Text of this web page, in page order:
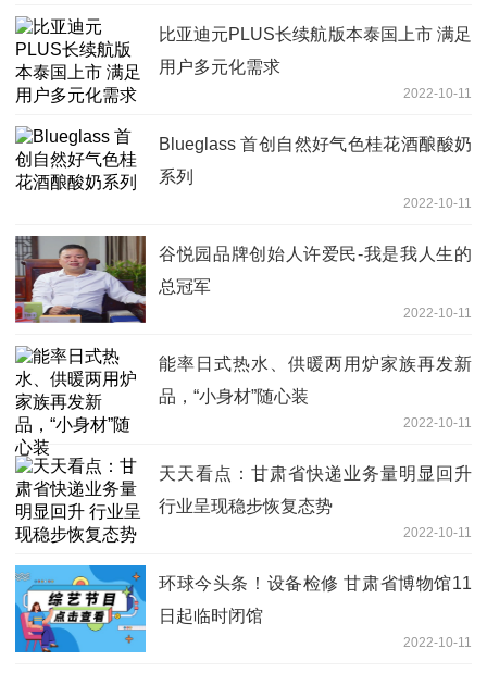
比亚迪元PLUS长续航版本泰国上市 满足
用户多元化需求
2022-10-11
Blueglass 首创自然好气色桂花酒酿酸奶
系列
2022-10-11
谷悦园品牌创始人许爱民-我是我人生的
总冠军
2022-10-11
能率日式热水、供暖两用炉家族再发新
品，“小身材”随心装
2022-10-11
天天看点：甘肃省快递业务量明显回升
行业呈现稳步恢复态势
2022-10-11
环球今头条！设备检修 甘肃省博物馆11
日起临时闭馆
2022-10-11